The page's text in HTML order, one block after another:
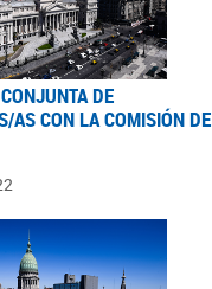
DE
AS CON LA COMISIÓN DE